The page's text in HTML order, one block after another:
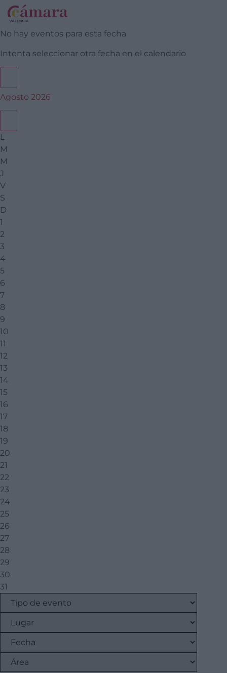
No hay eventos para esta fecha
Intenta seleccionar otra fecha en el calendario
Agosto 2026
L
M
M
J
V
S
D
1
2
3
4
5
6
7
8
9
10
11
12
13
14
15
16
17
18
19
20
21
22
23
24
25
26
27
28
29
30
31